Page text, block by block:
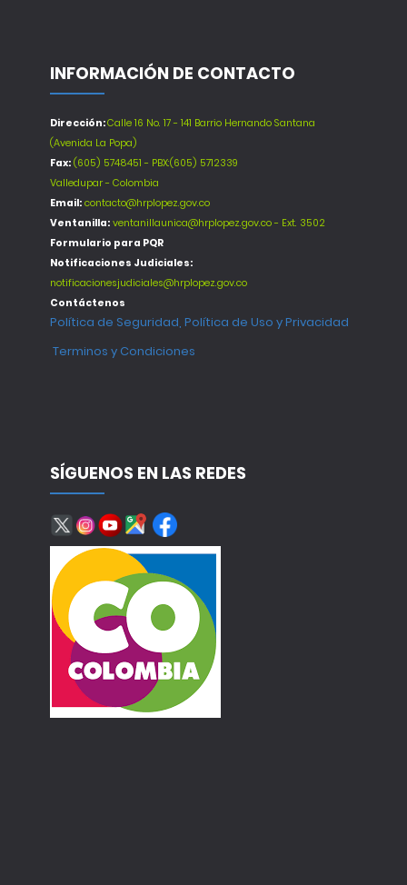
INFORMACIÓN DE CONTACTO
Dirección:Calle 16 No. 17 - 141 Barrio Hernando Santana
(Avenida La Popa)
Fax: (605) 5748451 - PBX:(605) 5712339
Valledupar - Colombia
Email: contacto@hrplopez.gov.co
Ventanilla: ventanillaunica@hrplopez.gov.co - Ext. 3502
Formulario para PQR
Notificaciones Judiciales:
notificacionesjudiciales@hrplopez.gov.co
Contáctenos
Política de Seguridad, Política de Uso y Privacidad
Terminos y Condiciones
SÍGUENOS EN LAS REDES